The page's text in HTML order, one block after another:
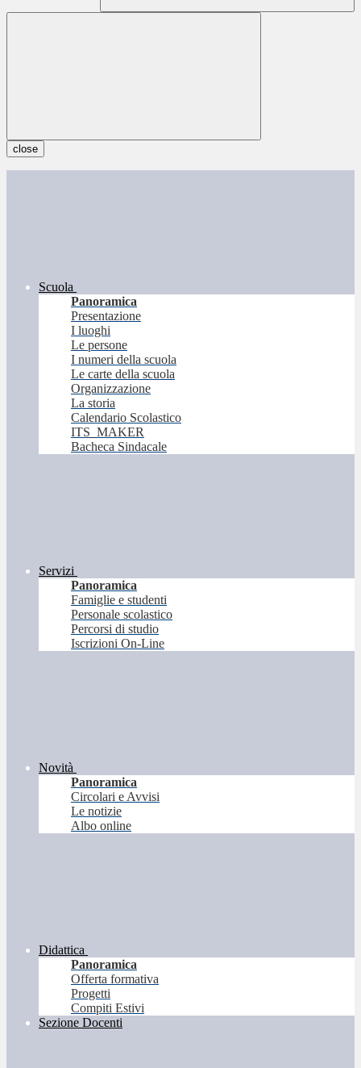
close
Scuola
Panoramica
Presentazione
I luoghi
Le persone
I numeri della scuola
Le carte della scuola
Organizzazione
La storia
Calendario Scolastico
ITS_MAKER
Bacheca Sindacale
Servizi
Panoramica
Famiglie e studenti
Personale scolastico
Percorsi di studio
Iscrizioni On-Line
Novità
Panoramica
Circolari e Avvisi
Le notizie
Albo online
Didattica
Panoramica
Offerta formativa
Progetti
Compiti Estivi
Sezione Docenti